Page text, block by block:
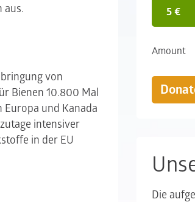
aus.
von
Bienen 10.800 Mal
und Kanada
intensiver
in der EU
5 €
Amount
Die